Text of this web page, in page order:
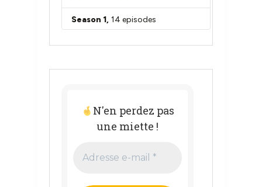
N'en perdez pas
une miette !
e-